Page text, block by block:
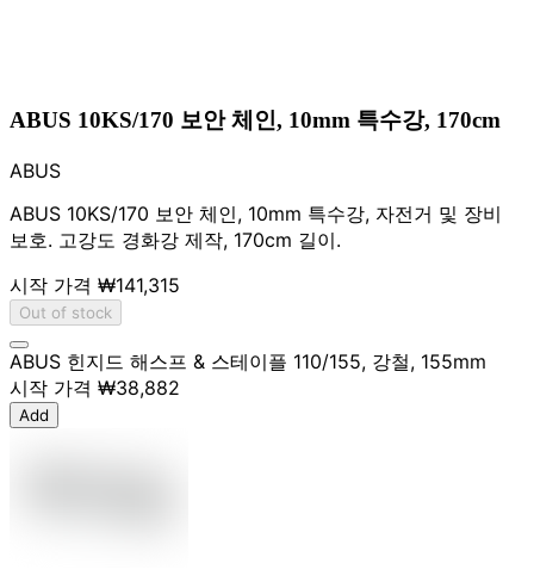
ABUS 10KS/170 보안 체인, 10mm 특수강, 170cm
ABUS
ABUS 10KS/170 보안 체인, 10mm 특수강, 자전거 및 장비
보호. 고강도 경화강 제작, 170cm 길이.
시작 가격 ₩141,315
Out of stock
ABUS 힌지드 해스프 & 스테이플 110/155, 강철, 155mm
시작 가격 ₩38,882
Add